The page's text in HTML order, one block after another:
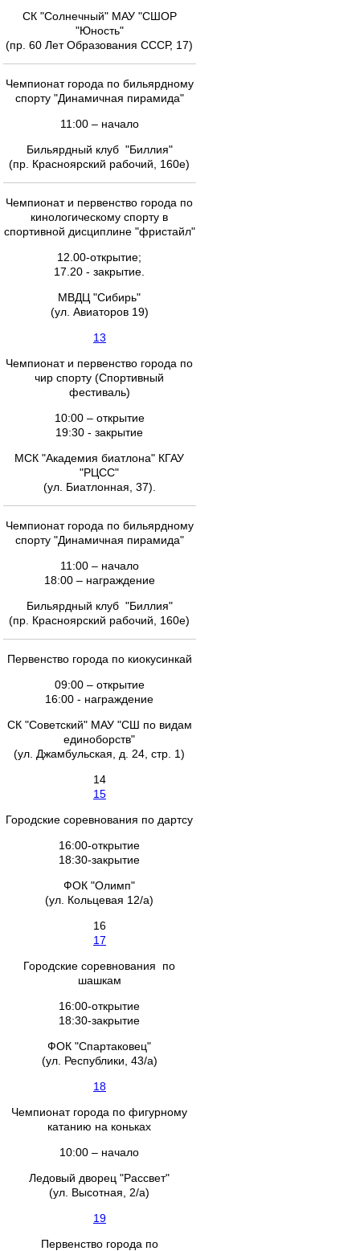
СК "Солнечный" МАУ "СШОР
"Юность"
(пр. 60 Лет Образования СССР, 17)
Чемпионат города по бильярдному
спорту "Динамичная пирамида"
11:00 – начало
Бильярдный клуб "Биллия"
(пр. Красноярский рабочий, 160е)
Чемпионат и первенство города по
кинологическому спорту в
спортивной дисциплине "фристайл"
12.00-открытие;
17.20 - закрытие.
МВДЦ "Сибирь"
(ул. Авиаторов 19)
13
Чемпионат и первенство города по
чир спорту (Спортивный
фестиваль)
10:00 – открытие
19:30 - закрытие
МСК "Академия биатлона" КГАУ
"РЦСС"
(ул. Биатлонная, 37).
Чемпионат города по бильярдному
спорту "Динамичная пирамида"
11:00 – начало
18:00 – награждение
Бильярдный клуб "Биллия"
(пр. Красноярский рабочий, 160е)
Первенство города по киокусинкай
09:00 – открытие
16:00 - награждение
СК "Советский" МАУ "СШ по видам
единоборств"
(ул. Джамбульская, д. 24, стр. 1)
14
15
Городские соревнования по дартсу
16:00-открытие
18:30-закрытие
ФОК "Олимп"
(ул. Кольцевая 12/а)
16
17
Городские соревнования по
шашкам
16:00-открытие
18:30-закрытие
ФОК "Спартаковец"
(ул. Республики, 43/а)
18
Чемпионат города по фигурному
катанию на коньках
10:00 – начало
Ледовый дворец "Рассвет"
(ул. Высотная, 2/а)
19
Первенство города по